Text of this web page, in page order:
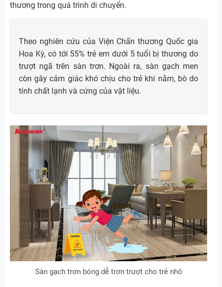
thương trong quá trình di chuyển.
Theo nghiên cứu của Viện Chấn thương Quốc gia
Hoa Kỳ, có tới 55% trẻ em dưới 5 tuổi bị thương do
trượt ngã trên sàn trơn. Ngoài ra, sàn gạch men
còn gây cảm giác khó chịu cho trẻ khi nằm, bò do
tính chất lạnh và cứng của vật liệu.
Sàn gạch trơn bóng dễ trơn trượt cho trẻ nhỏ